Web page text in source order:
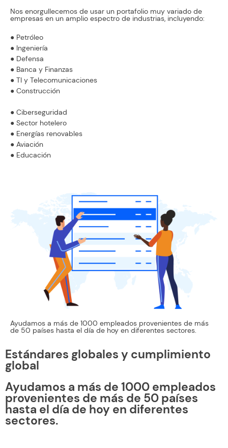
Nos enorgullecemos de usar un portafolio muy variado de
empresas en un amplio espectro de industrias, incluyendo:
● Petróleo
● Ingeniería
● Defensa
● Banca y Finanzas
● TI y Telecomunicaciones
● Construcción
● Ciberseguridad
● Sector hotelero
● Energías renovables
● Aviación
● Educación
Ayudamos a más de 1000 empleados provenientes de más
de 50 países hasta el día de hoy en diferentes sectores.
Estándares globales y cumplimiento
global
Ayudamos a más de 1000 empleados
provenientes de más de 50 países
hasta el día de hoy en diferentes
sectores.